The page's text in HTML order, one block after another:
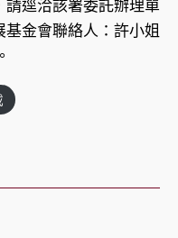
逕洽該署委託辦理單
金會聯絡人：許小姐